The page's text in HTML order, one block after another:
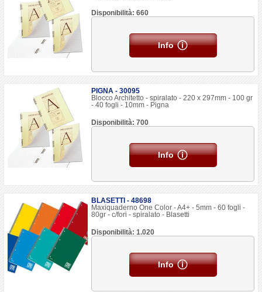
Disponibilità: 660
Info
PIGNA - 30095
Blocco Architetto - spiralato - 220 x 297mm - 100 gr
- 40 fogli - 10mm - Pigna
Disponibilità: 700
Info
BLASETTI - 48698
Maxiquaderno One Color - A4+ - 5mm - 60 fogli -
80gr - c/fori - spiralato - Blasetti
Disponibilità: 1.020
Info